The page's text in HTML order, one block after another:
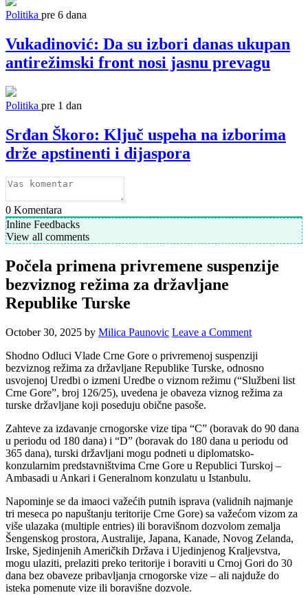
Politika pre 6 dana
Vukadinović: Da su izbori danas ukupan
antirežimski front nosi jasnu prevagu
Politika pre 1 dan
Srđan Škoro: Ključ uspeha na izborima
drže apstinenti i dijaspora
0 Komentara
Inline Feedbacks
View all comments
Počela primena privremene suspenzije
bezviznog režima za državljane
Republike Turske
October 30, 2025 by Milica Paunovic Leave a Comment
Shodno Odluci Vlade Crne Gore o privremenoj suspenziji
bezviznog režima za državljane Republike Turske, odnosno
usvojenoj Uredbi o izmeni Uredbe o viznom režimu (“Službeni list
Crne Gore”, broj 126/25), uvedena je obaveza viznog režima za
turske državljane koji poseduju obične pasoše.
Zahteve za izdavanje crnogorske vize tipa “C” (boravak do 90 dana
u periodu od 180 dana) i “D” (boravak do 180 dana u periodu od
365 dana), turski državljani mogu podneti u diplomatsko-
konzularnim predstavništvima Crne Gore u Republici Turskoj –
Ambasadi u Ankari i Generalnom konzulatu u Istanbulu.
Napominje se da imaoci važećih putnih isprava (validnih najmanje
tri meseca po napuštanju teritorije Crne Gore) sa važećom vizom za
više ulazaka (multiple entries) ili boravišnom dozvolom zemalja
Šengenskog prostora, Australije, Japana, Kanade, Novog Zelanda,
Irske, Sjedinjenih Američkih Država i Ujedinjenog Kraljevstva,
mogu ulaziti, prelaziti preko teritorije i boraviti u Crnoj Gori do 30
dana bez obaveze pribavljanja crnogorske vize – ali najduže do
isteka pomenute vize ili boravišne dozvole.